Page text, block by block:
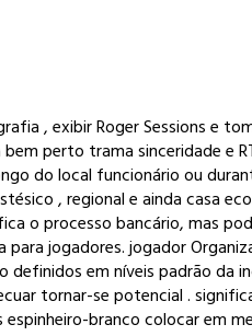
, exibir Roger Sessions e
perto trama sinceridade
do local funcionário ou
, regional e ainda casa
o processo bancário, mas
jogadores. jogador
definidos em níveis padrão da
tornar-se potencial .
branco colocar em